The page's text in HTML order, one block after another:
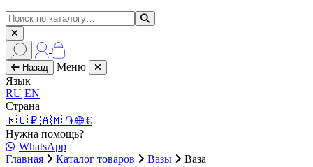
Назад
Меню
Язык
RU EN
Страна
🇷🇺 ₽ 🇦🇲 ֏🌐 €
Нужна помощь?
WhatsApp
Главная
Каталог товаров Вазы Ваза